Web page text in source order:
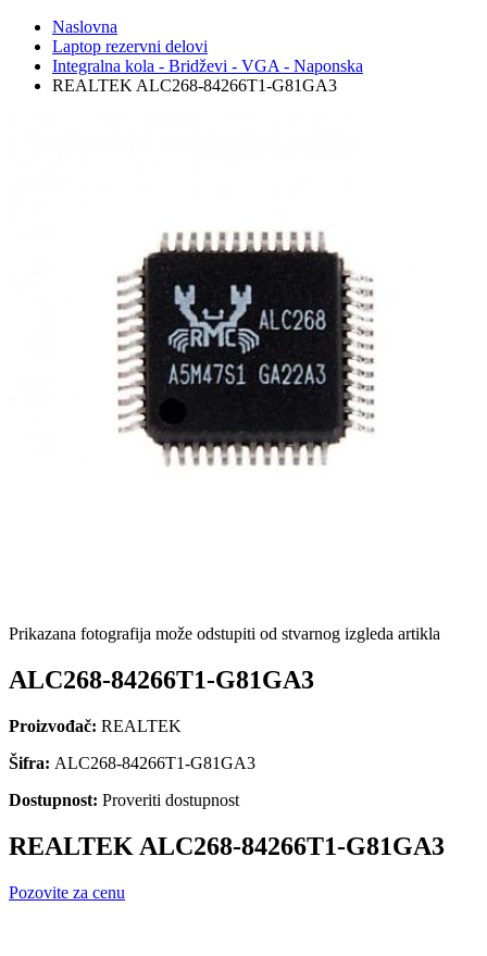
Naslovna
Laptop rezervni delovi
Integralna kola - Bridževi - VGA - Naponska
REALTEK ALC268-84266T1-G81GA3
Prikazana fotografija može odstupiti od stvarnog izgleda artikla
ALC268-84266T1-G81GA3
Proizvođač: REALTEK
Šifra: ALC268-84266T1-G81GA3
Dostupnost: Proveriti dostupnost
REALTEK ALC268-84266T1-G81GA3
Pozovite za cenu